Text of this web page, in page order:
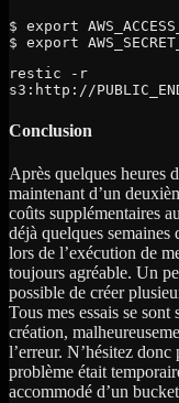
$ export
$ export
restic -r
s3:http://
Conclusion
Après quelques heures
maintenant d’un
coûts supplémentaires
déjà quelques semaines
lors de l’exécution de
toujours agréable. Un
possible de créer
Tous mes essais se
création,
l’erreur. N’hésitez
problème était
accommodé d’un